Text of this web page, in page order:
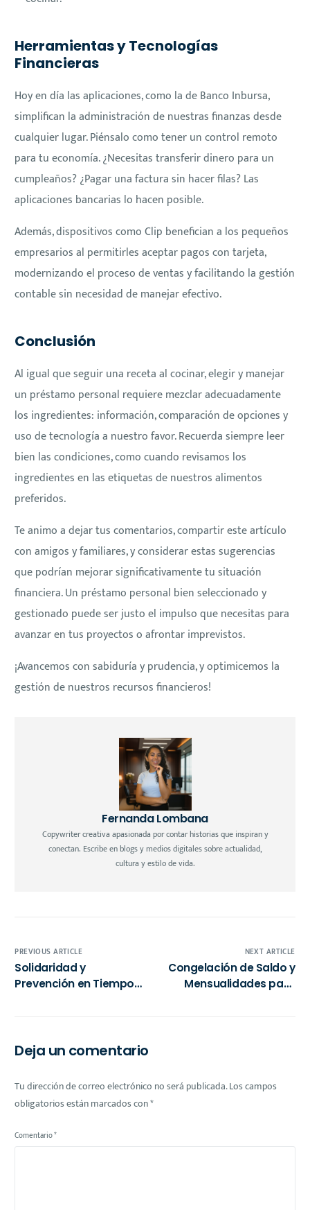
Herramientas y Tecnologías
Financieras
Hoy en día las aplicaciones, como la de Banco Inbursa,
simplifican la administración de nuestras finanzas desde
cualquier lugar. Piénsalo como tener un control remoto
para tu economía. ¿Necesitas transferir dinero para un
cumpleaños? ¿Pagar una factura sin hacer filas? Las
aplicaciones bancarias lo hacen posible.
Además, dispositivos como Clip benefician a los pequeños
empresarios al permitirles aceptar pagos con tarjeta,
modernizando el proceso de ventas y facilitando la gestión
contable sin necesidad de manejar efectivo.
Conclusión
Al igual que seguir una receta al cocinar, elegir y manejar
un préstamo personal requiere mezclar adecuadamente
los ingredientes: información, comparación de opciones y
uso de tecnología a nuestro favor. Recuerda siempre leer
bien las condiciones, como cuando revisamos los
ingredientes en las etiquetas de nuestros alimentos
preferidos.
Te animo a dejar tus comentarios, compartir este artículo
con amigos y familiares, y considerar estas sugerencias
que podrían mejorar significativamente tu situación
financiera. Un préstamo personal bien seleccionado y
gestionado puede ser justo el impulso que necesitas para
avanzar en tus proyectos o afrontar imprevistos.
¡Avancemos con sabiduría y prudencia, y optimicemos la
gestión de nuestros recursos financieros!
Fernanda Lombana
Copywriter creativa apasionada por contar historias que inspiran y
conectan. Escribe en blogs y medios digitales sobre actualidad,
cultura y estilo de vida.
PREVIOUS ARTICLE
Solidaridad y
Prevención en Tiempos
Huracán en Florida
NEXT ARTICLE
Congelación de Saldo y
Mensualidades para
Deja un comentario
Tu dirección de correo electrónico no será publicada.Los campos
obligatorios están marcados con*
Comentario*